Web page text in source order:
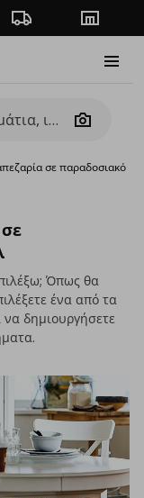
Πορεία παραγγελίας
Camera
σε παραδοσιακό ή
Όπως θα
ένα από τα
δημιουργήσετε